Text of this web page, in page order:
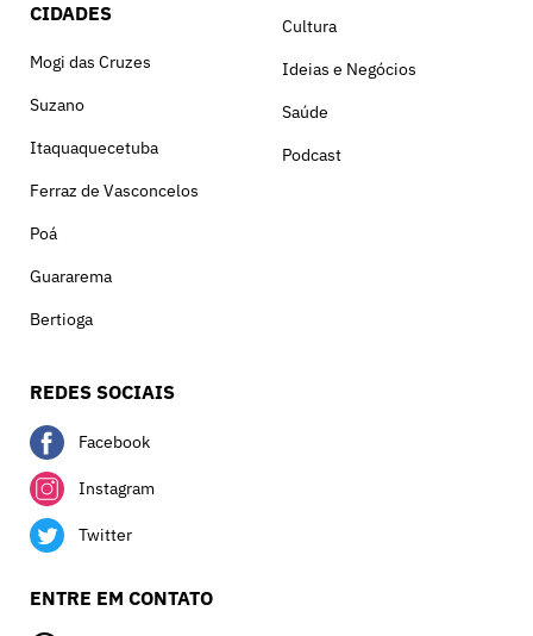
CIDADES
Mogi das Cruzes
Suzano
Itaquaquecetuba
Ferraz de Vasconcelos
Poá
Guararema
Bertioga
Cultura
Ideias e Negócios
Saúde
Podcast
REDES SOCIAIS
Facebook
Instagram
Twitter
ENTRE EM CONTATO